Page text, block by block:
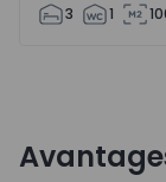
3 1